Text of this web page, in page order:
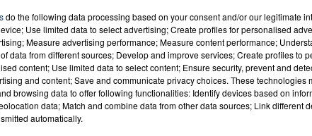
7h00 - 11h00
La Team de l'été
do the following data processing based on your consent and/or our legitimate
Use limited data to select advertising; Create profiles for personalised
Measure advertising performance; Measure content performance;
data from different sources; Develop and improve services; Create profiles to
content; Use limited data to select content; Ensure security, prevent and
and content; Save and communicate privacy choices. These technologies
browsing data to offer following functionalities: Identify devices based on
data; Match and combine data from other data sources; Link different
automatically.